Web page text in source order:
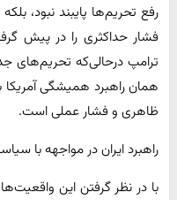
رفع تحریم‌ها پایبند نبود،
فشار حداکثری را در پیش
ترامپ درحالی‌که تحریم‌های
همان راهبرد همیشگی آمریکا
ظاهری و فشار عملی است.
راهبرد ایران در مواجهه با
با در نظر گرفتن این